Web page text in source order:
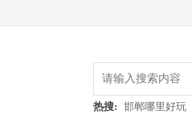
热搜: 邯郸哪里好玩